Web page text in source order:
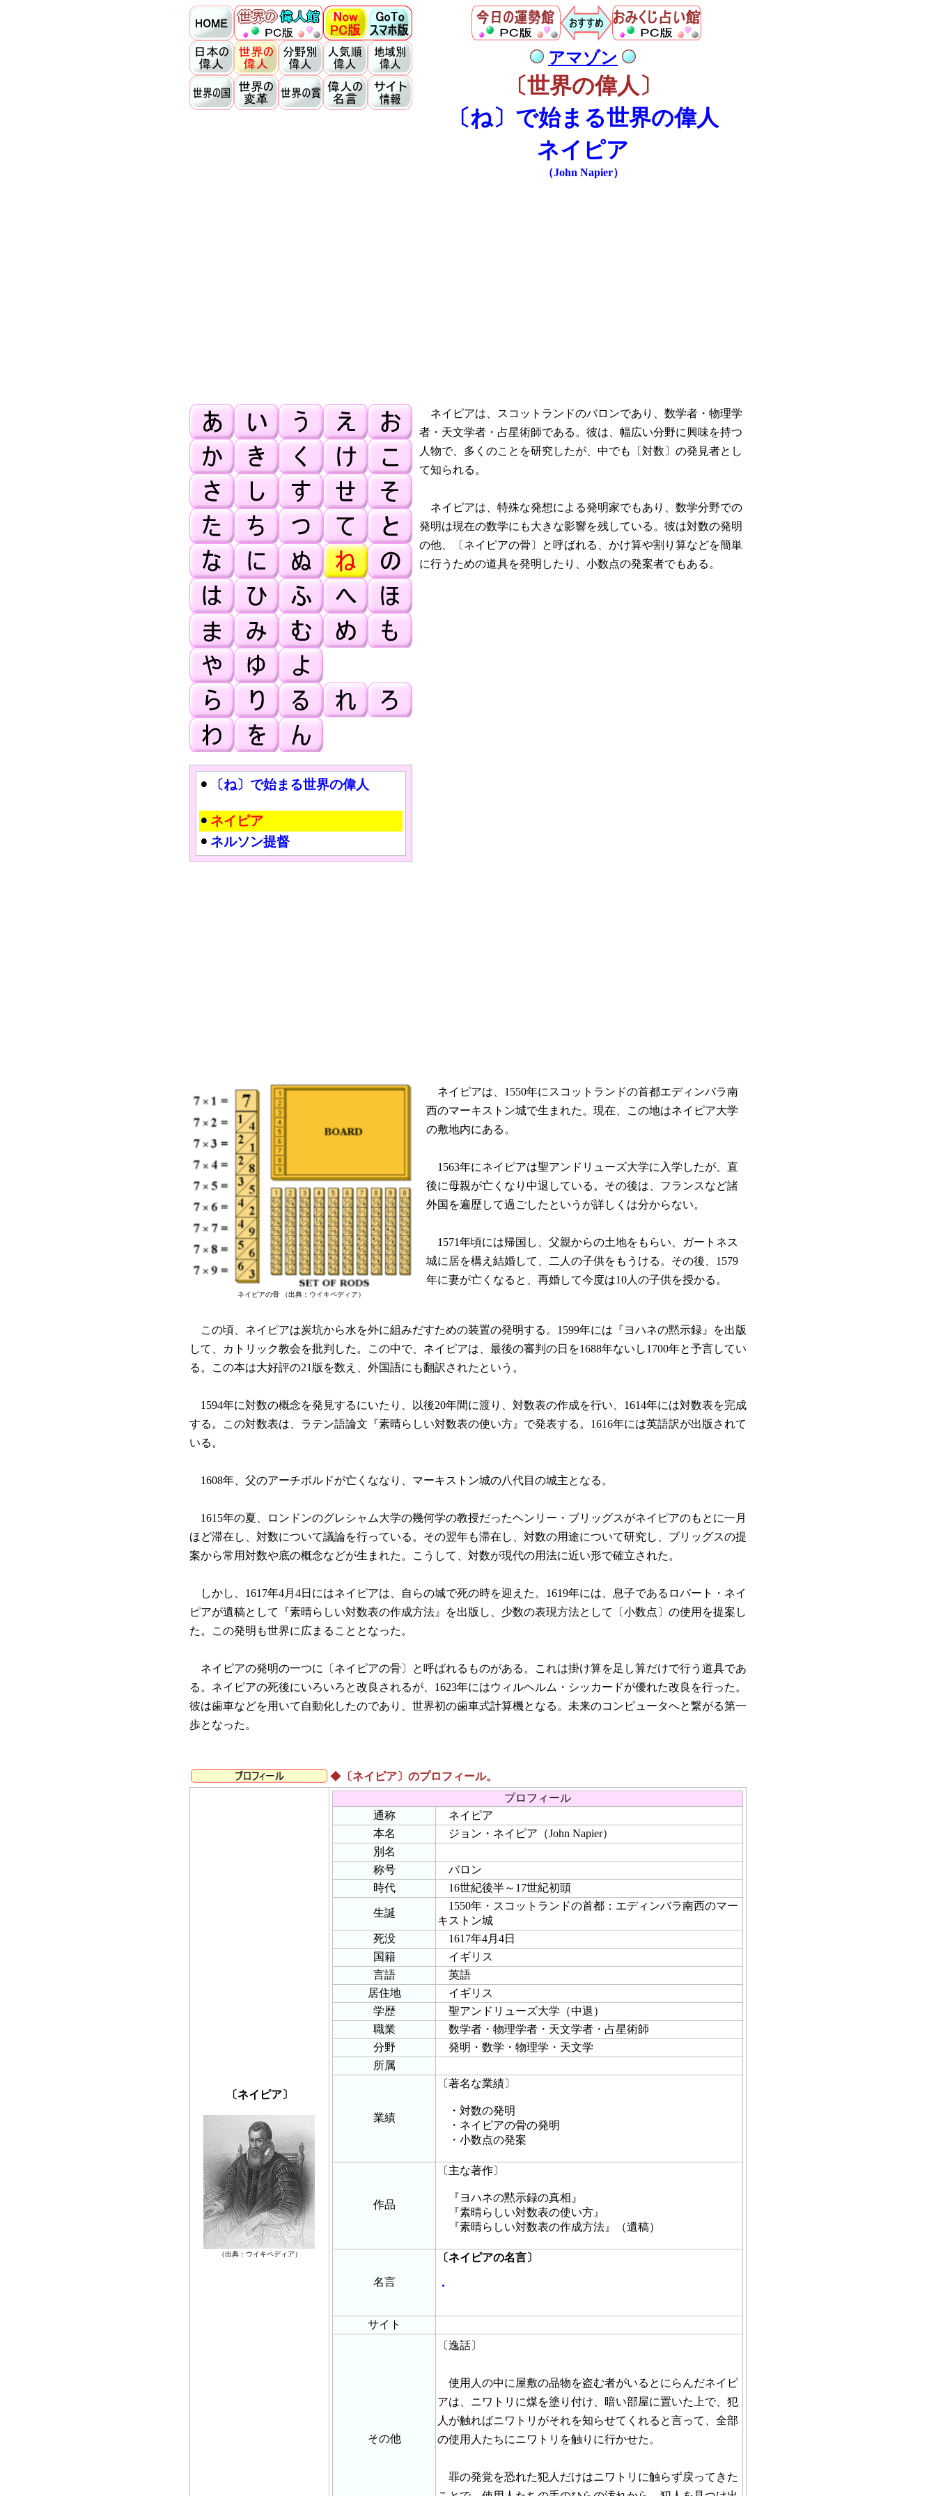
アマゾン
〔世界の偉人〕
〔ね〕で始まる世界の偉人
ネイピア
（John Napier）
ネイピアは、スコットランドのバロンであり、数学者・物理学
者・天文学者・占星術師である。彼は、幅広い分野に興味を持つ
人物で、多くのことを研究したが、中でも〔対数〕の発見者とし
て知られる。
ネイピアは、特殊な発想による発明家でもあり、数学分野での
発明は現在の数学にも大きな影響を残している。彼は対数の発明
の他、〔ネイピアの骨〕と呼ばれる、かけ算や割り算などを簡単
に行うための道具を発明したり、小数点の発案者でもある。
〔ね〕で始まる世界の偉人
ネイピア
ネルソン提督
ネイピアの骨 （出典：ウイキペディア）
ネイピアは、1550年にスコットランドの首都エディンバラ南
西のマーキストン城で生まれた。現在、この地はネイピア大学
の敷地内にある。
1563年にネイピアは聖アンドリューズ大学に入学したが、直
後に母親が亡くなり中退している。その後は、フランスなど諸
外国を遍歴して過ごしたというが詳しくは分からない。
1571年頃には帰国し、父親からの土地をもらい、ガートネス
城に居を構え結婚して、二人の子供をもうける。その後、1579
年に妻が亡くなると、再婚して今度は10人の子供を授かる。
この頃、ネイピアは炭坑から水を外に組みだすための装置の発明する。1599年には『ヨハネの黙示録』を出版
して、カトリック教会を批判した。この中で、ネイピアは、最後の審判の日を1688年ないし1700年と予言してい
る。この本は大好評の21版を数え、外国語にも翻訳されたという。
1594年に対数の概念を発見するにいたり、以後20年間に渡り、対数表の作成を行い、1614年には対数表を完成
する。この対数表は、ラテン語論文『素晴らしい対数表の使い方』で発表する。1616年には英語訳が出版されて
いる。
1608年、父のアーチボルドが亡くななり、マーキストン城の八代目の城主となる。
1615年の夏、ロンドンのグレシャム大学の幾何学の教授だったヘンリー・ブリッグスがネイピアのもとに一月
ほど滞在し、対数について議論を行っている。その翌年も滞在し、対数の用途について研究し、ブリッグスの提
案から常用対数や底の概念などが生まれた。こうして、対数が現代の用法に近い形で確立された。
しかし、1617年4月4日にはネイピアは、自らの城で死の時を迎えた。1619年には、息子であるロバート・ネイ
ピアが遺稿として『素晴らしい対数表の作成方法』を出版し、少数の表現方法として〔小数点〕の使用を提案し
た。この発明も世界に広まることとなった。
ネイピアの発明の一つに〔ネイピアの骨〕と呼ばれるものがある。これは掛け算を足し算だけで行う道具であ
る。ネイピアの死後にいろいろと改良されるが、1623年にはウィルヘルム・シッカードが優れた改良を行った。
彼は歯車などを用いて自動化したのであり、世界初の歯車式計算機となる。未来のコンピュータへと繋がる第一
歩となった。
◆ 〔ネイピア〕のプロフィール。
〔ネイピア〕
（出典：ウイキペディア）
プロフィール
通称
ネイピア
本名
ジョン・ネイピア（John Napier）
別名
称号
バロン
時代
16世紀後半～17世紀初頭
生誕
1550年・スコットランドの首都：エディンバラ南西のマー
キストン城
死没
1617年4月4日
国籍
イギリス
言語
英語
居住地
イギリス
学歴
聖アンドリューズ大学（中退）
職業
数学者・物理学者・天文学者・占星術師
分野
発明・数学・物理学・天文学
所属
業績
〔著名な業績〕
・対数の発明
・ネイピアの骨の発明
・小数点の発案
作品
〔主な著作〕
『ヨハネの黙示録の真相』
『素晴らしい対数表の使い方』
『素晴らしい対数表の作成方法』（遺稿）
名言
〔ネイピアの名言〕
・
サイト
その他
〔逸話〕
使用人の中に屋敷の品物を盗む者がいるとにらんだネイピ
アは、ニワトリに煤を塗り付け、暗い部屋に置いた上で、犯
人が触ればニワトリがそれを知らせてくれると言って、全部
の使用人たちにニワトリを触りに行かせた。
罪の発覚を恐れた犯人だけはニワトリに触らず戻ってきた